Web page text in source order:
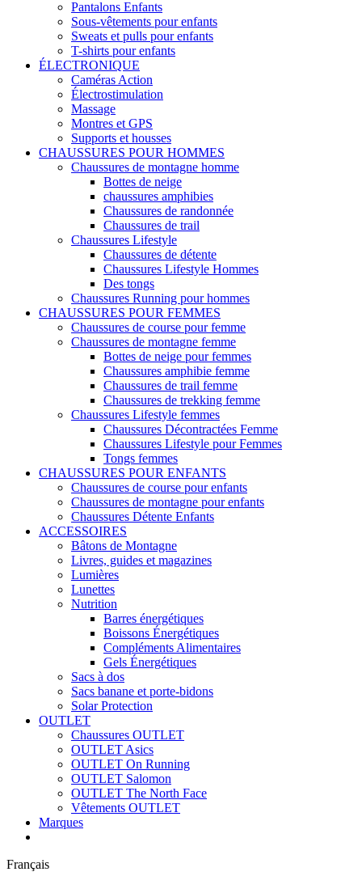
Pantalons Enfants
Sous-vêtements pour enfants
Sweats et pulls pour enfants
T-shirts pour enfants
ÉLECTRONIQUE
Caméras Action
Électrostimulation
Massage
Montres et GPS
Supports et housses
CHAUSSURES POUR HOMMES
Chaussures de montagne homme
Bottes de neige
chaussures amphibies
Chaussures de randonnée
Chaussures de trail
Chaussures Lifestyle
Chaussures de détente
Chaussures Lifestyle Hommes
Des tongs
Chaussures Running pour hommes
CHAUSSURES POUR FEMMES
Chaussures de course pour femme
Chaussures de montagne femme
Bottes de neige pour femmes
Chaussures amphibie femme
Chaussures de trail femme
Chaussures de trekking femme
Chaussures Lifestyle femmes
Chaussures Décontractées Femme
Chaussures Lifestyle pour Femmes
Tongs femmes
CHAUSSURES POUR ENFANTS
Chaussures de course pour enfants
Chaussures de montagne pour enfants
Chaussures Détente Enfants
ACCESSOIRES
Bâtons de Montagne
Livres, guides et magazines
Lumières
Lunettes
Nutrition
Barres énergétiques
Boissons Énergétiques
Compléments Alimentaires
Gels Énergétiques
Sacs à dos
Sacs banane et porte-bidons
Solar Protection
OUTLET
Chaussures OUTLET
OUTLET Asics
OUTLET On Running
OUTLET Salomon
OUTLET The North Face
Vêtements OUTLET
Marques
Français